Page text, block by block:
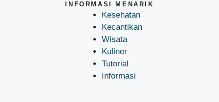
INFORMASI MENARIK
Kesehatan
Kecantikan
Wisata
Kuliner
Tutorial
Informasi